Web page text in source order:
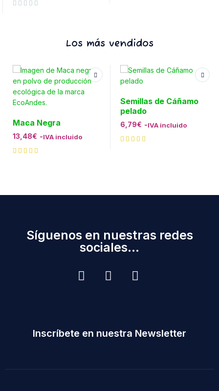
Los más vendidos
Maca Negra
13,48€ -IVA incluido
Semillas de Cáñamo
pelado
6,79€ -IVA incluido
Síguenos en nuestras redes
sociales...
Inscríbete en nuestra Newsletter